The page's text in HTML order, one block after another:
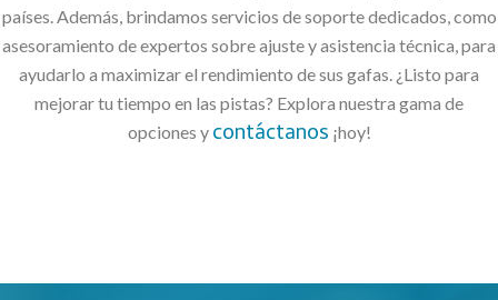
países. Además, brindamos servicios de soporte dedicados, como
asesoramiento de expertos sobre ajuste y asistencia técnica, para
ayudarlo a maximizar el rendimiento de sus gafas. ¿Listo para
mejorar tu tiempo en las pistas? Explora nuestra gama de
opciones y contáctanos ¡hoy!